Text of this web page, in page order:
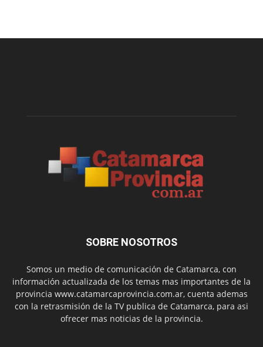
SOBRE NOSOTROS
Somos un medio de comunicación de Catamarca, con
información actualizada de los temas mas importantes de la
provincia www.catamarcaprovincia.com.ar, cuenta ademas
con la retrasmisión de la TV publica de Catamarca, para asi
ofrecer mas noticias de la provincia.